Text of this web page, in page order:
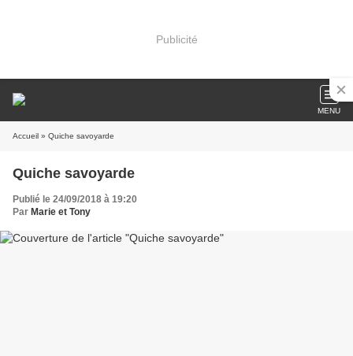
Publicité
MENU
Accueil » Quiche savoyarde
Quiche savoyarde
Publié le 24/09/2018 à 19:20
Par Marie et Tony